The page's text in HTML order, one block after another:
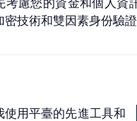
考慮您的資金和個人資
密技術和雙因素身份驗
用平臺的先進工具和